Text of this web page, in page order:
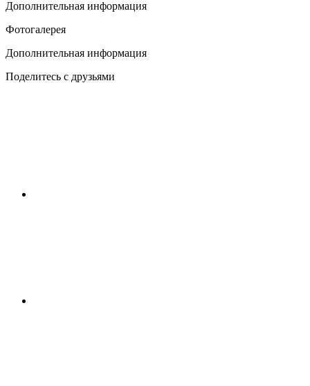
Дополнительная информация
Фотогалерея
Дополнительная информация
Поделитесь с друзьями